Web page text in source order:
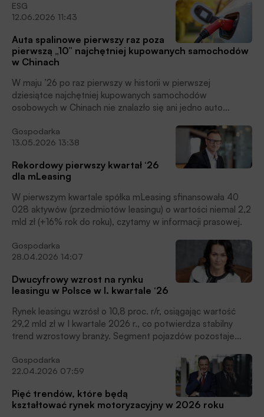
użytkowania. Przedsiębiorcy nie oczekują już umowy i raty,
lecz kompleksowej usługi, która zapewni dostępność,
mobilność, serwis, ubezpieczenie czy obsługę zdalną.
Eksperci EFL, który w 2026 roku obchodzi 35-lecie
działalności, wskazują, że rynek finansowania firm
przechodzi ewolucję od posiadania do korzystania oraz od
pojedynczej usługi leasingowej do ekosystemu rozwiązań
zintegrowanych z tymże aktywem. Ten kierunek wpisuje się
w strategię EFL na lata 2026-2028, spójną ze strategią
Acceleration / Cohesion / Transformation (Przyspieszenie,
Spójność Transformacja), czytamy w informacji prasowej.
ESG
12.06.2026 11:43
Auta spalinowe pierwszy raz poza
pierwszą „10” najchętniej kupowanych samochodów
w Chinach
W maju ’26 po raz pierwszy w historii w pierwszej
dziesiątce najchętniej kupowanych samochodów
osobowych w Chinach nie znalazło się ani jedno auto
Pawliszak z PAP Biznes. Tymczasem jak podaje Polski
Związek Przemysłu Motoryzacyjnego w Polsce w maju tego
roku zanotowano spadek rejestracji aut elektrycznych.
Gospodarka
13.05.2026 13:38
Rekordowy pierwszy kwartał ‘26
dla mLeasing
W pierwszym kwartale spółka mLeasing sfinansowała 40
028 aktywów (przedmiotów leasingu) o wartości niemal 2,2
mld zł (+16% rok do roku), czytamy w informacji prasowej.
Gospodarka
28.04.2026 14:07
Dwucyfrowy wzrost na rynku
leasingu w Polsce w I. kwartale ‘26
Rynek leasingu wzrósł o 10,8 proc. r/r, osiągając wartość
29,2 mld zł w I kwartale 2026 r., co potwierdza stabilny
trend wzrostowy branży. Segment pojazdów pozostaje
odnotowano w finansowaniu pojazdów ciężkich (19 proc.
r/r). Maszyny i urządzenia rosną umiarkowanie (8,8 proc. r/r)
przy wyraźnym zróżnicowaniu sektorowym – dynamiczne
wzrosty w części kategorii kontrastują ze spadkami m.in. w
rolnictwie, czytamy w informacji prasowej ZPL.
Gospodarka
22.04.2026 07:59
Pięć trendów, które będą
kształtować rynek motoryzacyjny w 2026 roku